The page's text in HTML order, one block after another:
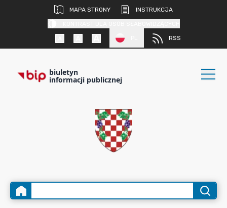
MAPA STRONY
INSTRUKCJA
RSS
biuletyn
informacji publicznej